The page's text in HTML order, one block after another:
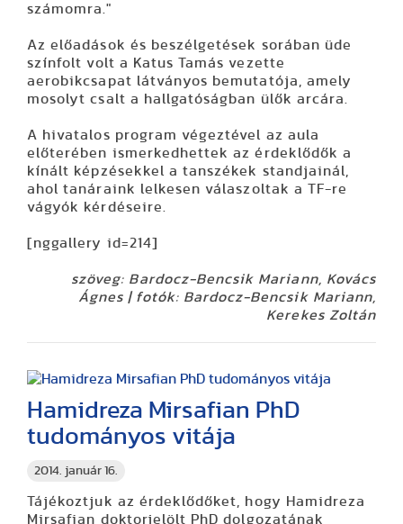
számomra."
Az előadások és beszélgetések sorában üde
színfolt volt a Katus Tamás vezette
aerobikcsapat látványos bemutatója, amely
mosolyt csalt a hallgatóságban ülők arcára.
A hivatalos program végeztével az aula
előterében ismerkedhettek az érdeklődők a
kínált képzésekkel a tanszékek standjainál,
ahol tanáraink lelkesen válaszoltak a TF-re
vágyók kérdéseire.
[nggallery id=214]
szöveg: Bardocz-Bencsik Mariann, Kovács
Ágnes | fotók: Bardocz-Bencsik Mariann,
Kerekes Zoltán
2014. január 16.
Hamidreza Mirsafian PhD
tudományos vitája
Tájékoztjuk az érdeklődőket, hogy Hamidreza
Mirsafian doktorjelölt PhD dolgozatának